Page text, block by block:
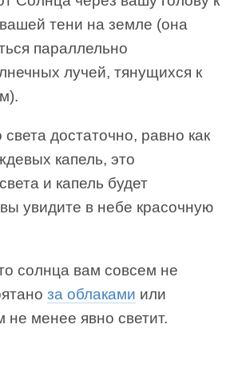
тени на земле (она
параллельно
лучей, тянущихся к
достаточно, равно как
капель, это
и капель будет
увидите в небе красочную
солнца вам совсем не
за облаками или
не менее явно светит.